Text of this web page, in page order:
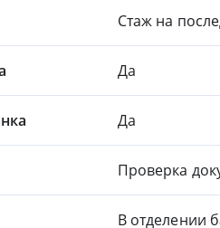
Стаж на
Да
Да
Проверка
В отделении